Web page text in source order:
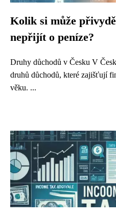
Kolik si může
nepřijít o peníze?
Druhy důchodů v Česku V
druhů důchodů, které zajišťují
věku. ...